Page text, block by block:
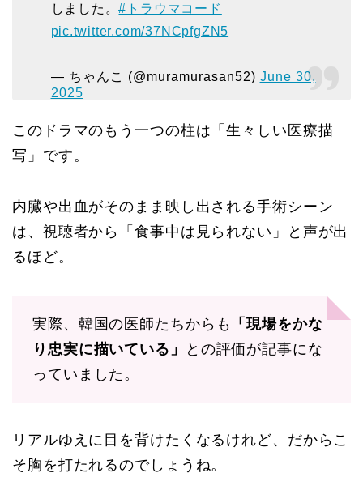
しました。#トラウマコード
pic.twitter.com/37NCpfgZN5
— ちゃんこ (@muramurasan52) June 30,
2025
このドラマのもう一つの柱は「生々しい医療描
写」です。
内臓や出血がそのまま映し出される手術シーン
は、視聴者から「食事中は見られない」と声が出
るほど。
実際、韓国の医師たちからも 「現場をかな
り忠実に描いている」
との評価が記事にな
っていました。
リアルゆえに目を背けたくなるけれど、だからこ
そ胸を打たれるのでしょうね。